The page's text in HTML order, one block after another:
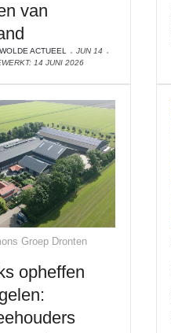
van
ACTUEEL
JUN 14
14 JUNI 2026
Groep Dronten
opheffen